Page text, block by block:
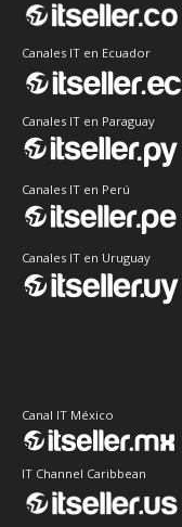
Canales IT en Ecuador
Canales IT en Paraguay
Canales IT en Perú
Canales IT en Uruguay
Canal IT México
IT Channel Caribbean